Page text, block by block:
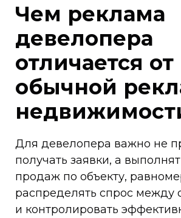
Чем реклама
девелопера
отличается от
обычной
Для девелопера важно не
получать заявки, а
продаж по объекту,
распределять спрос между
и контролировать